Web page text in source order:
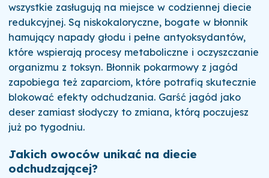
wszystkie zasługują na miejsce w codziennej diecie
redukcyjnej. Są niskokaloryczne, bogate w błonnik
hamujący napady głodu i pełne antyoksydantów,
które wspierają procesy metaboliczne i oczyszczanie
organizmu z toksyn. Błonnik pokarmowy z jagód
zapobiega też zaparciom, które potrafią skutecznie
blokować efekty odchudzania. Garść jagód jako
deser zamiast słodyczy to zmiana, którą poczujesz
już po tygodniu.
Jakich owoców unikać na diecie
odchudzającej?